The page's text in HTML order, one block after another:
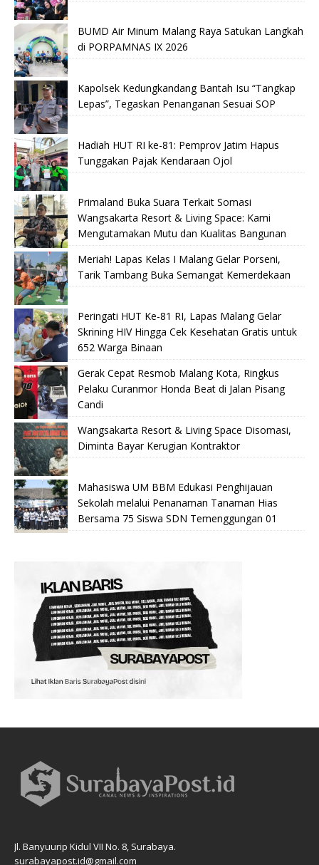
BUMD Air Minum Malang Raya Satukan Langkah
di PORPAMNAS IX 2026
Kapolsek Kedungkandang Bantah Isu “Tangkap
Lepas”, Tegaskan Penanganan Sesuai SOP
Hadiah HUT RI ke-81: Pemprov Jatim Hapus
Tunggakan Pajak Kendaraan Ojol
Primaland Buka Suara Terkait Somasi
Wangsakarta Resort & Living Space: Kami
Mengutamakan Mutu dan Kualitas Bangunan
Meriah! Lapas Kelas I Malang Gelar Porseni,
Tarik Tambang Buka Semangat Kemerdekaan
Peringati HUT Ke-81 RI, Lapas Malang Gelar
Skrining HIV Hingga Cek Kesehatan Gratis untuk
652 Warga Binaan
Gerak Cepat Resmob Malang Kota, Ringkus
Pelaku Curanmor Honda Beat di Jalan Pisang
Candi
Wangsakarta Resort & Living Space Disomasi,
Diminta Bayar Kerugian Kontraktor
Mahasiswa UM BBM Edukasi Penghijauan
Sekolah melalui Penanaman Tanaman Hias
Bersama 75 Siswa SDN Temenggungan 01
Jl. Banyuurip Kidul VII No. 8, Surabaya.
surabayapost.id@gmail.com